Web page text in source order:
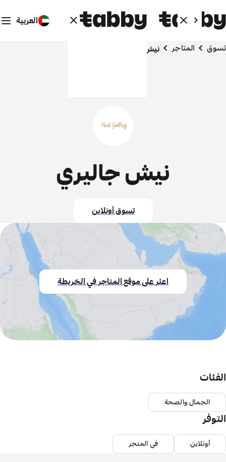
العربية
تسوق المتاجر نيش جاليري
نيش جاليري
تسوق أونلاين
اعثر على موقع المتاجر في الخريطة
الفئات
الجمال والصحة
التوفر
أونلاين في المتجر